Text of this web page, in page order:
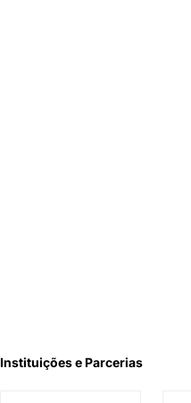
Instituições e Parcerias